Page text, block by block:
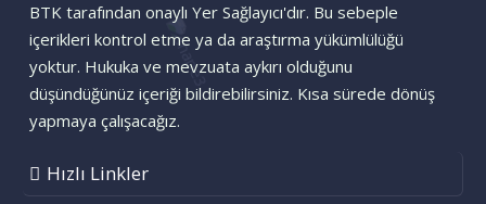
BTK tarafından onaylı Yer Sağlayıcı'dır. Bu sebeple
içerikleri kontrol etme ya da araştırma yükümlülüğü
yoktur. Hukuka ve mevzuata aykırı olduğunu
düşündüğünüz içeriği bildirebilirsiniz. Kısa sürede dönüş
yapmaya çalışacağız.
Hızlı Linkler